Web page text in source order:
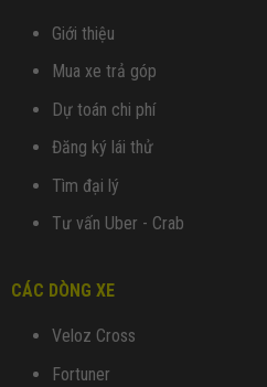
Giới thiệu
Mua xe trả góp
Dự toán chi phí
Đăng ký lái thử
Tìm đại lý
Tư vấn Uber - Crab
CÁC DÒNG XE
Veloz Cross
Fortuner